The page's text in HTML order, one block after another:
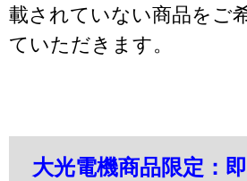
載されていない商品をご
ていただきます。
大光電機商品限定：